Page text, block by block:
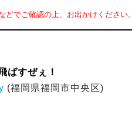
でご確認の上、お出かけください。
ばすぜぇ！
(福岡県福岡市中央区)